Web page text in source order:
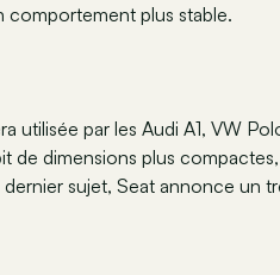
comportement plus stable.
utilisée par les Audi A1, VW
dimensions plus compactes,
dernier sujet, Seat annonce un